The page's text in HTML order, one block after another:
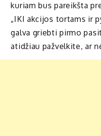
kuriam bus pareikšta
„IKI akcijos tortams ir
galva griebti pirmo
atidžiau pažvelkite, ar